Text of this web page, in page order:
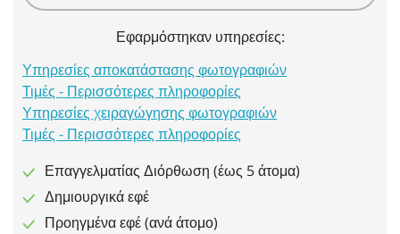
Εφαρμόστηκαν υπηρεσίες:
Υπηρεσίες αποκατάστασης φωτογραφιών
Τιμές - Περισσότερες πληροφορίες
Υπηρεσίες χειραγώγησης φωτογραφιών
Τιμές - Περισσότερες πληροφορίες
Επαγγελματίας Διόρθωση (έως 5 άτομα)
Δημιουργικά εφέ
Προηγμένα εφέ (ανά άτομο)